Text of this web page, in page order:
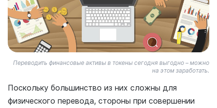
Переводить финансовые активы в токены сегодня выгодно – можно
на этом заработать.
Поскольку большинство из них сложны для
физического перевода, стороны при совершении